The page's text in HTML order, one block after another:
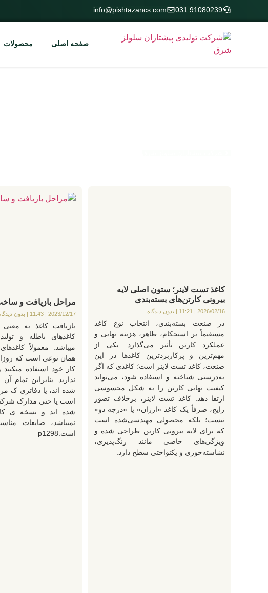
91080239 031
info@pishtazancs.com
صفحه اصلی محصولات
کاغذ تست لاینر؛ ستون اصلی لایه
بیرونی کارتن‌های بسته‌بندی
2026/02/16 بدون دیدگاه
در صنعت بسته‌بندی، انتخاب نوع کاغذ
مستقیماً بر استحکام، ظاهر، هزینه نهایی و
عملکرد کارتن تأثیر می‌گذارد. یکی از
مهم‌ترین و پرکاربردترین کاغذها در این
صنعت، کاغذ تست لاینر است؛ کاغذی که اگر
به‌درستی شناخته و استفاده شود، می‌تواند
کیفیت نهایی کارتن را به شکل محسوسی
ارتقا دهد. کاغذ تست لاینر، برخلاف تصور
رایج، صرفاً یک کاغذ «ارزان» یا «درجه دو»
نیست؛ بلکه محصولی مهندسی‌شده است
که برای لایه بیرونی کارتن طراحی شده و
ویژگی‌های خاصی مانند رنگ‌پذیری،
نشاسته‌خوری و یکنواختی سطح دارد.
مراحل بازیافت و
2023/12/17 بدون
بازیافت کاغذ به معنی
کاغذهای باطله و
میباشد. معمولاً
همان نوعی است که
کار خود استفاده میکنید
ندارید. بنابراین تمام
شده اند، یا دفاتری ک
است یا حتی مدارک
شده اند و نسخه ی
نمیباشد، ضایعات
است.p1298